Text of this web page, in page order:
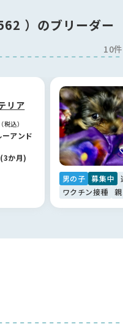
し大人の子」を迎えるこ
ある佇まいに家族4人満
た🐶
いただき、今ではすっか
て終わりではなく、いつ
が後ろにいてくださること
鈴木さん、本当にありが
良」が見える場所です🕊️
につながらないようにし
クトを強く感じました📖
みがあり、記事を通じて
）のブリーダー
10件
リア
税込）
アンド
(3か月)
男の子 募集中
ワクチン接種